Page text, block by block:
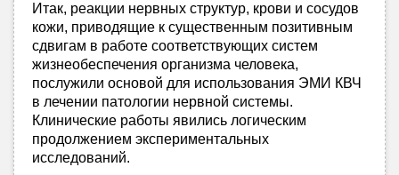
Итак, реакции нервных структур, крови и сосудов
кожи, приводящие к существенным позитивным
сдвигам в работе соответствующих систем
жизнеобеспечения организма человека,
послужили основой для использования ЭМИ КВЧ
в лечении патологии нервной системы.
Клинические работы явились логическим
продолжением экспериментальных
исследований.